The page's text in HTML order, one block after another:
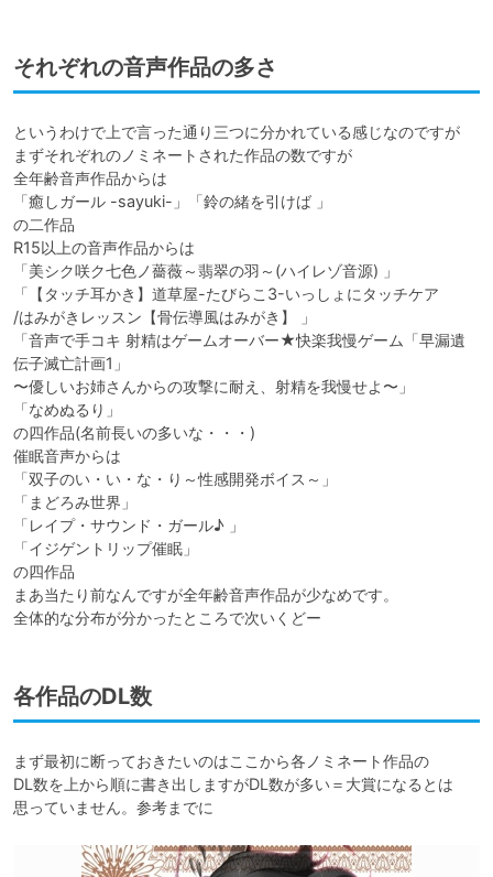
それぞれの音声作品の多さ
というわけで上で言った通り三つに分かれている感じなのですが
まずそれぞれのノミネートされた作品の数ですが
全年齢音声作品からは
「癒しガール -sayuki-」「鈴の緒を引けば 」
の二作品
R15以上の音声作品からは
「美シク咲ク七色ノ薔薇～翡翠の羽～(ハイレゾ音源) 」
「【タッチ耳かき】道草屋-たびらこ3-いっしょにタッチケア
/はみがきレッスン【骨伝導風はみがき】 」
「音声で手コキ 射精はゲームオーバー★快楽我慢ゲーム「早漏遺
伝子滅亡計画1」
〜優しいお姉さんからの攻撃に耐え、射精を我慢せよ〜」
「なめぬるり」
の四作品(名前長いの多いな・・・)
催眠音声からは
「双子のい・い・な・り～性感開発ボイス～」
「まどろみ世界」
「レイプ・サウンド・ガール♪ 」
「イジゲントリップ催眠」
の四作品
まあ当たり前なんですが全年齢音声作品が少なめです。
全体的な分布が分かったところで次いくどー
各作品のDL数
まず最初に断っておきたいのはここから各ノミネート作品の
DL数を上から順に書き出しますがDL数が多い＝大賞になるとは
思っていません。参考までに